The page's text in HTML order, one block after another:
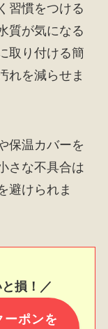
習慣をつける
質が気になる
取り付ける簡
れを減らせま
保温カバーを
さな不具合は
避けられま
損！／
ーポンを